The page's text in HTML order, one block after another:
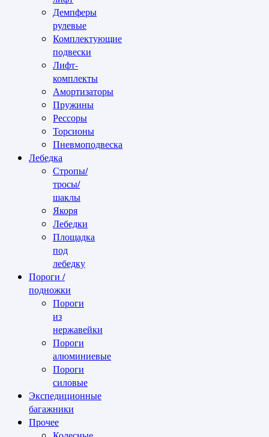
Демпферы
рулевые
Комплектующие
подвески
Лифт-
комплекты
Амортизаторы
Пружины
Рессоры
Торсионы
Пневмоподвеска
Лебедка
Стропы/
тросы/
шаклы
Якоря
Лебедки
Площадка
под
лебедку
Пороги /
подножки
Пороги
из
нержавейки
Пороги
алюминиевые
Пороги
силовые
Экспедиционные
багажники
Прочее